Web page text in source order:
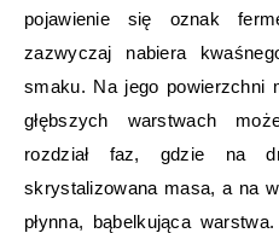
pojawienie się oznak
zazwyczaj nabiera
smaku. Na jego powierzchni
głębszych warstwach
rozdział faz, gdzie na
skrystalizowana masa, a na
płynna, bąbelkująca